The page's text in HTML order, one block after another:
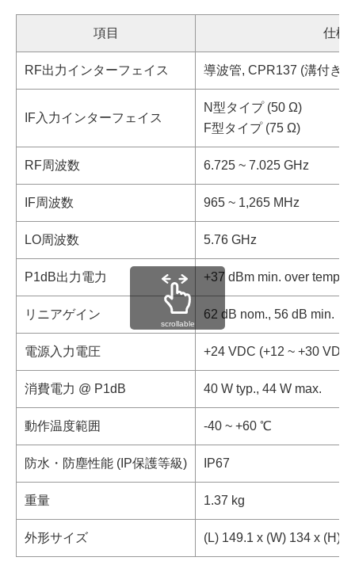
項目 仕様
RF出力インターフェイス 導波管, CPR137 (溝付き)
IF入力インターフェイス
N型タイプ (50 Ω)
F型タイプ (75 Ω)
RF周波数 6.725 ~ 7.025 GHz
IF周波数 965 ~ 1,265 MHz
LO周波数 5.76 GHz
P1dB出力電力 +37 dBm min. over
リニアゲイン 62 dB nom., 56 dB min.
電源入力電圧 +24 VDC (+12 ~ +30 VDC)
消費電力 @ P1dB 40 W typ., 44 W max.
動作温度範囲 -40 ~ +60 ℃
防水・防塵性能 (IP保護等級) IP67
重量 1.37 kg
外形サイズ (L) 149.1 x (W) 134 x (H)
scrollable